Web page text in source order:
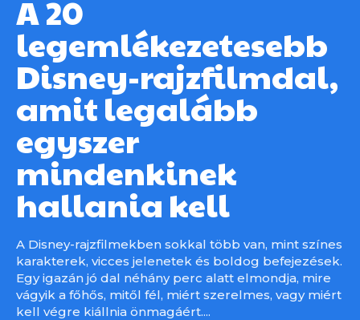
A 20
legemlékezetesebb
Disney-rajzfilmdal,
amit legalább
egyszer
mindenkinek
hallania kell
A Disney-rajzfilmekben sokkal több van, mint színes
karakterek, vicces jelenetek és boldog befejezések.
Egy igazán jó dal néhány perc alatt elmondja, mire
vágyik a főhős, mitől fél, miért szerelmes, vagy miért
kell végre kiállnia önmagáért....